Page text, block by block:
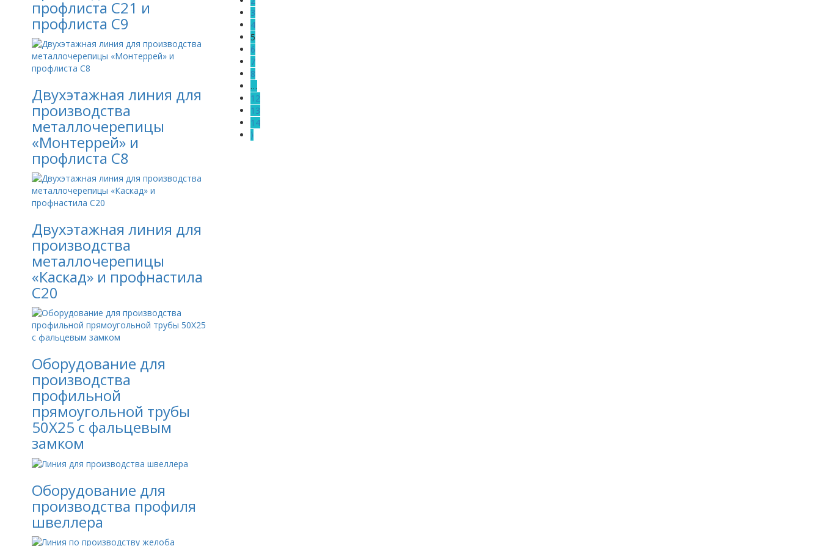
3
4
5
6
7
8
…
12
13
14
⟩
профлиста С21 и
профлиста С9
Двухэтажная линия для
производства
металлочерепицы
«Монтеррей» и
профлиста С8
Двухэтажная линия для
производства
металлочерепицы
«Каскад» и профнастила
С20
Оборудование для
производства
профильной
прямоугольной трубы
50Х25 с фальцевым
замком
Оборудование для
производства профиля
швеллера